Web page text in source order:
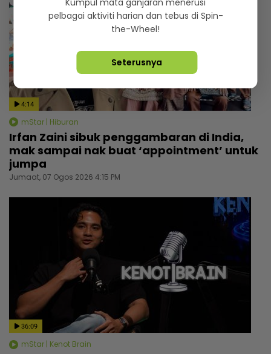
4:14
mStar | Hiburan
Irfan Zaini sibuk penggambaran di India,
mak sampai nak buat ‘appointment’ untuk
jumpa
Jumaat, 07 Ogos 2026 4:15 PM
36:09
mStar | Kenot Brain
pelbagai aktiviti harian dan tebus di Spin-
the-Wheel!
Seterusnya